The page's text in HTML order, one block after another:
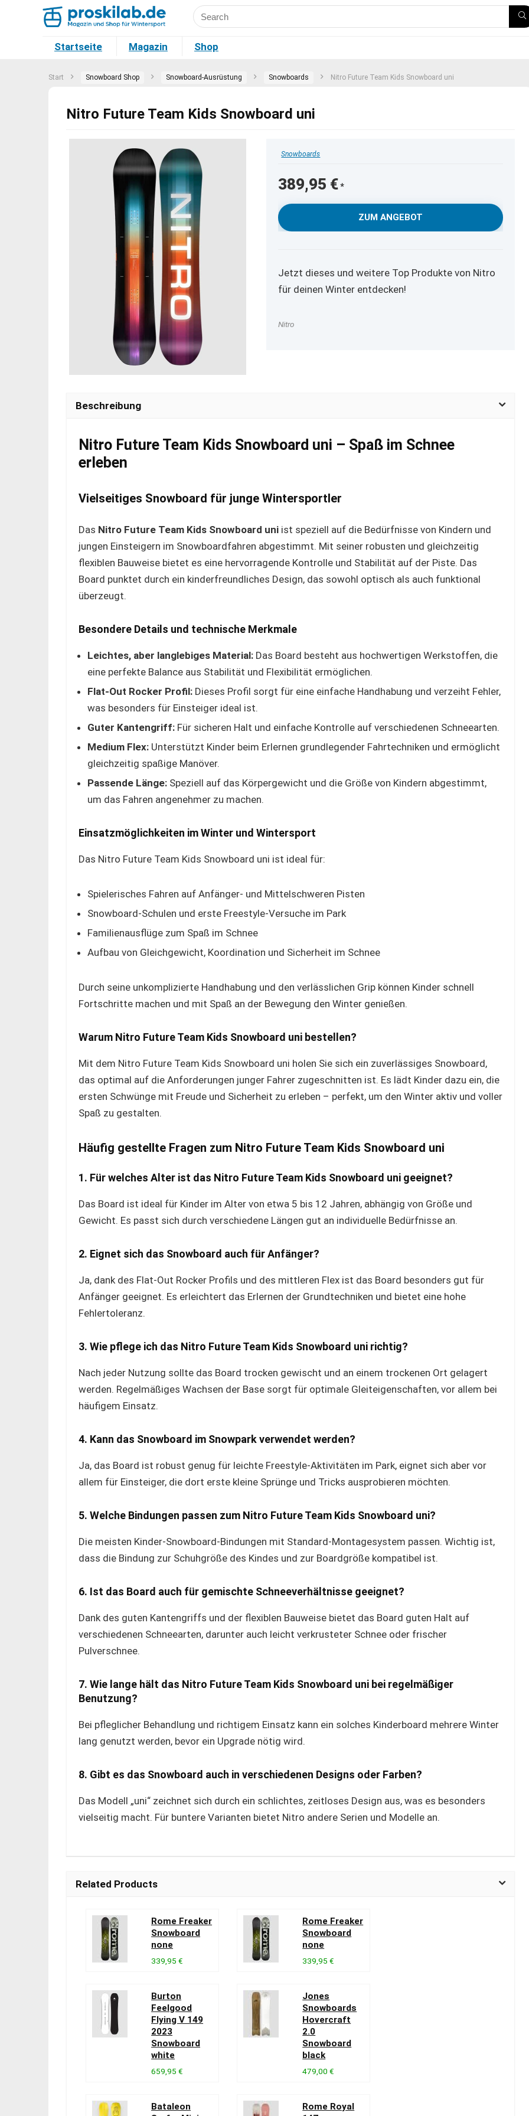
Startseite Magazin Shop
Start Snowboard Shop Snowboard-Ausrüstung Snowboards Nitro Future Team Kids Snowboard uni
Nitro Future Team Kids Snowboard uni
Snowboards
389,95 €
ZUM ANGEBOT
Jetzt dieses und weitere Top Produkte von Nitro
für deinen Winter entdecken!
Nitro
Beschreibung
Nitro Future Team Kids Snowboard uni – Spaß im Schnee
erleben
Vielseitiges Snowboard für junge Wintersportler
Das Nitro Future Team Kids Snowboard uni ist speziell auf die Bedürfnisse von Kindern und
jungen Einsteigern im Snowboardfahren abgestimmt. Mit seiner robusten und gleichzeitig
flexiblen Bauweise bietet es eine hervorragende Kontrolle und Stabilität auf der Piste. Das
Board punktet durch ein kinderfreundliches Design, das sowohl optisch als auch funktional
überzeugt.
Besondere Details und technische Merkmale
Leichtes, aber langlebiges Material: Das Board besteht aus hochwertigen Werkstoffen, die
eine perfekte Balance aus Stabilität und Flexibilität ermöglichen.
Flat-Out Rocker Profil: Dieses Profil sorgt für eine einfache Handhabung und verzeiht Fehler,
was besonders für Einsteiger ideal ist.
Guter Kantengriff: Für sicheren Halt und einfache Kontrolle auf verschiedenen Schneearten.
Medium Flex: Unterstützt Kinder beim Erlernen grundlegender Fahrtechniken und ermöglicht
gleichzeitig spaßige Manöver.
Passende Länge: Speziell auf das Körpergewicht und die Größe von Kindern abgestimmt,
um das Fahren angenehmer zu machen.
Einsatzmöglichkeiten im Winter und Wintersport
Das Nitro Future Team Kids Snowboard uni ist ideal für:
Spielerisches Fahren auf Anfänger- und Mittelschweren Pisten
Snowboard-Schulen und erste Freestyle-Versuche im Park
Familienausflüge zum Spaß im Schnee
Aufbau von Gleichgewicht, Koordination und Sicherheit im Schnee
Durch seine unkomplizierte Handhabung und den verlässlichen Grip können Kinder schnell
Fortschritte machen und mit Spaß an der Bewegung den Winter genießen.
Warum Nitro Future Team Kids Snowboard uni bestellen?
Mit dem Nitro Future Team Kids Snowboard uni holen Sie sich ein zuverlässiges Snowboard,
das optimal auf die Anforderungen junger Fahrer zugeschnitten ist. Es lädt Kinder dazu ein, die
ersten Schwünge mit Freude und Sicherheit zu erleben – perfekt, um den Winter aktiv und voller
Spaß zu gestalten.
Häufig gestellte Fragen zum Nitro Future Team Kids Snowboard uni
1. Für welches Alter ist das Nitro Future Team Kids Snowboard uni geeignet?
Das Board ist ideal für Kinder im Alter von etwa 5 bis 12 Jahren, abhängig von Größe und
Gewicht. Es passt sich durch verschiedene Längen gut an individuelle Bedürfnisse an.
2. Eignet sich das Snowboard auch für Anfänger?
Ja, dank des Flat-Out Rocker Profils und des mittleren Flex ist das Board besonders gut für
Anfänger geeignet. Es erleichtert das Erlernen der Grundtechniken und bietet eine hohe
Fehlertoleranz.
3. Wie pflege ich das Nitro Future Team Kids Snowboard uni richtig?
Nach jeder Nutzung sollte das Board trocken gewischt und an einem trockenen Ort gelagert
werden. Regelmäßiges Wachsen der Base sorgt für optimale Gleiteigenschaften, vor allem bei
häufigem Einsatz.
4. Kann das Snowboard im Snowpark verwendet werden?
Ja, das Board ist robust genug für leichte Freestyle-Aktivitäten im Park, eignet sich aber vor
allem für Einsteiger, die dort erste kleine Sprünge und Tricks ausprobieren möchten.
5. Welche Bindungen passen zum Nitro Future Team Kids Snowboard uni?
Die meisten Kinder-Snowboard-Bindungen mit Standard-Montagesystem passen. Wichtig ist,
dass die Bindung zur Schuhgröße des Kindes und zur Boardgröße kompatibel ist.
6. Ist das Board auch für gemischte Schneeverhältnisse geeignet?
Dank des guten Kantengriffs und der flexiblen Bauweise bietet das Board guten Halt auf
verschiedenen Schneearten, darunter auch leicht verkrusteter Schnee oder frischer
Pulverschnee.
7. Wie lange hält das Nitro Future Team Kids Snowboard uni bei regelmäßiger
Benutzung?
Bei pfleglicher Behandlung und richtigem Einsatz kann ein solches Kinderboard mehrere Winter
lang genutzt werden, bevor ein Upgrade nötig wird.
8. Gibt es das Snowboard auch in verschiedenen Designs oder Farben?
Das Modell „uni“ zeichnet sich durch ein schlichtes, zeitloses Design aus, was es besonders
vielseitig macht. Für buntere Varianten bietet Nitro andere Serien und Modelle an.
Related Products
Rome Freaker
Snowboard
none
339,95 €
Rome Freaker
Snowboard
none
339,95 €
Burton
Feelgood
Flying V 149
2023
Snowboard
white
659,95 €
Jones
Snowboards
Hovercraft
2.0
Snowboard
black
479,00 €
Bataleon
Rome Royal